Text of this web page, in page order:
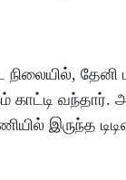
வந்தார்.
இருந்த